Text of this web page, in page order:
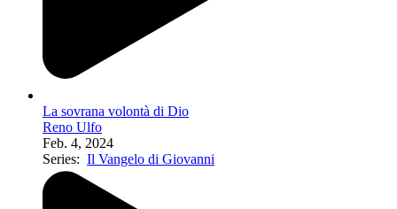
La sovrana volontà di Dio
Reno Ulfo
Feb. 4, 2024
Series: Il Vangelo di Giovanni